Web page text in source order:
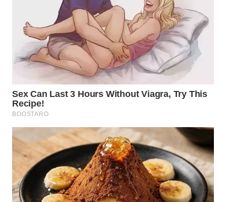
LABUHANBATU
WN
TAPANULI
TENGAH
WN DELI
SERDANG
WN
TEBING
WN
PAKPAK